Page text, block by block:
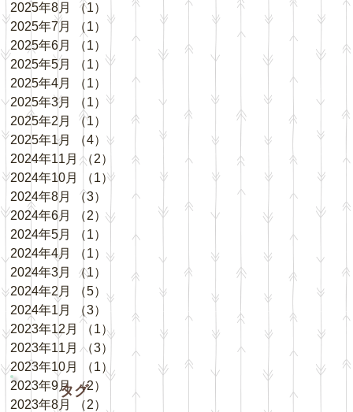
2025年8月
（1）
1件の記事
2025年7月
（1）
1件の記事
2025年6月
（1）
1件の記事
2025年5月
（1）1件の記事
2025年4月
（1）
1件の記事
2025年3月
（1） 1件の記事
2025年2月
（1）
1件の記事
2025年1月
（4） 4件の記事
2024年11月 （2）
2件の記事
2024年10月
（1）1件の記事
2024年8月
（3）
3件の記事
2024年6月
（2）2件の記事
2024年5月
（1）
1件の記事
2024年4月
（1） 1件の記事
2024年3月
（1）
1件の記事
2024年2月
（5） 5件の記事
2024年1月
（3）
3件の記事
2023年12月
（1）1件の記事
2023年11月 （3）
2023年10月
（1）
1件の記事
2023年9月 （2）
2023年8月
（2）
タグ